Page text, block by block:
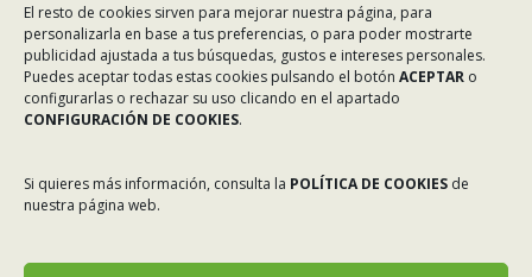
El resto de cookies sirven para mejorar nuestra página, para
personalizarla en base a tus preferencias, o para poder mostrarte
publicidad ajustada a tus búsquedas, gustos e intereses personales.
Puedes aceptar todas estas cookies pulsando el botón ACEPTAR o
configurarlas o rechazar su uso clicando en el apartado
CONFIGURACIÓN DE COOKIES.
Si quieres más información, consulta la POLÍTICA DE COOKIES de
nuestra página web.
Servicios
Asociados
Tablón de Anuncios
Incidencias en Expediente U.F.D.
Contacto